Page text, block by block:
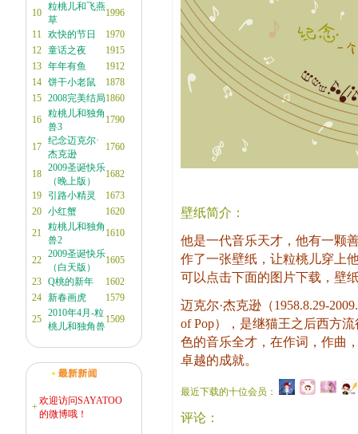
10
粒桃儿和飞燕
草
1996
11
欢快的节日
1970
12 童话之夜
1915
13 年年有鱼
1912
14 饼干小老鼠
1878
15 2008完美结局1860
16
粒桃儿和独角
兽3
1790
17
纪念迈克尔·
杰克逊
1760
18
2009圣诞快乐
（晚上版）
1682
19
引路小精灵
1673
20 小红蟹
1620
21
粒桃儿和独角
兽2
1610
22
2009圣诞快乐
（白天版）
1605
23 Q桃的新年
1602
24 新春画虎
1579
25
2010年4月-粒
桃儿和独角兽
1509
+
欢迎访问SAYATOO
的微博哦！
壁纸简介：
他是一代音乐天才，他有一颗
作了一张壁纸，让粒桃儿穿上
可以点击下面的图片下载，壁
迈克尔·杰克逊（1958.8.29-
of Pop），是继猫王之后西方
色的音乐全才，在作词，作曲
卓越的成就。
最近下载的十位会员：
评论：